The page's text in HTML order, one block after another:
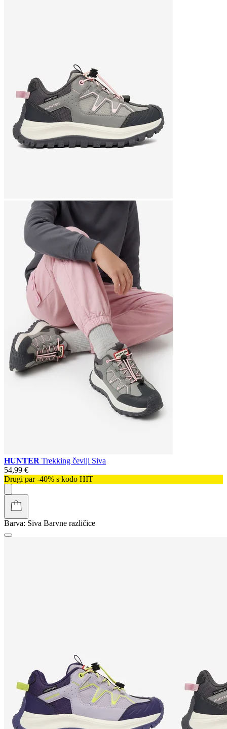
HUNTER Trekking čevlji Siva
54,99 €
Drugi par -40% s kodo HIT
Barva: Siva Barvne različice